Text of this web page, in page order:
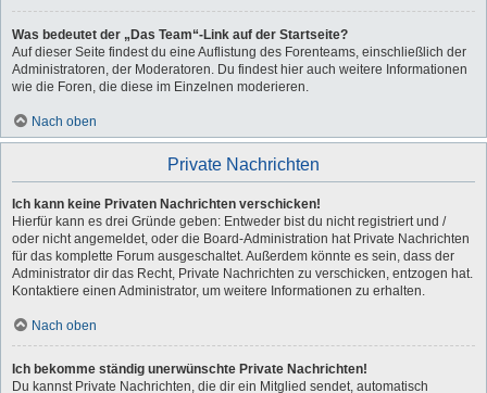
Was bedeutet der „Das Team“-Link auf der Startseite?
Auf dieser Seite findest du eine Auflistung des Forenteams, einschließlich der
Administratoren, der Moderatoren. Du findest hier auch weitere Informationen
wie die Foren, die diese im Einzelnen moderieren.
Nach oben
Private Nachrichten
Ich kann keine Privaten Nachrichten verschicken!
Hierfür kann es drei Gründe geben: Entweder bist du nicht registriert und /
oder nicht angemeldet, oder die Board-Administration hat Private Nachrichten
für das komplette Forum ausgeschaltet. Außerdem könnte es sein, dass der
Administrator dir das Recht, Private Nachrichten zu verschicken, entzogen hat.
Kontaktiere einen Administrator, um weitere Informationen zu erhalten.
Nach oben
Ich bekomme ständig unerwünschte Private Nachrichten!
Du kannst Private Nachrichten, die dir ein Mitglied sendet, automatisch